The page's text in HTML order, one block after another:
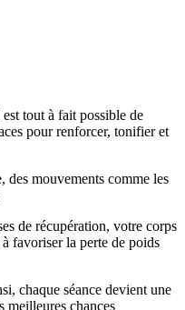
tout à fait possible de
pour renforcer, tonifier et
des mouvements comme les
de récupération, votre corps
favoriser la perte de poids
chaque séance devient une
meilleures chances